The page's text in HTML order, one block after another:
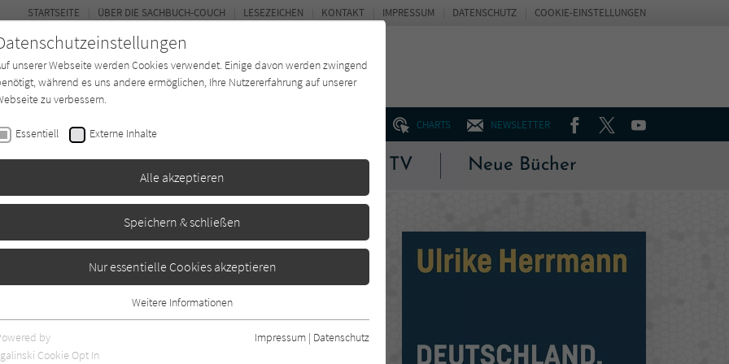
CHARTS NEWSLETTER FACEBOOKTWITTERYOUTUBE
Verlage Magazin Kino & TV Neue Bücher
STARTSEITE ÜBER DIE SACHBUCH-COUCH LESEZEICHEN KONTAKT IMPRESSUM DATENSCHUTZ COOKIE-EINSTELLUNGEN
unserer Webseite werden Cookies verwendet. Einige davon werden zwingend
während es uns andere ermöglichen, Ihre Nutzererfahrung auf unserer
zu verbessern.
Essentiell Externe Inhalte
Alle akzeptieren
Speichern & schließen
Nur essentielle Cookies akzeptieren
Essentielle Cookies werden für grundlegende Funktionen der Webseite
benötigt. Dadurch ist gewährleistet, dass die Webseite einwandfrei
Weitere Informationen
by
Cookie Opt In
Impressum | Datenschutz